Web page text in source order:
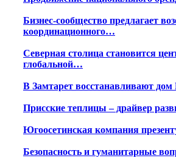
Бизнес-сообщество предлагает
координационного…
Северная столица становится
глобальной…
В Замтарет восстанавливают
Присские теплицы – драйвер
Югоосетинская компания
Безопасность и гуманитарные